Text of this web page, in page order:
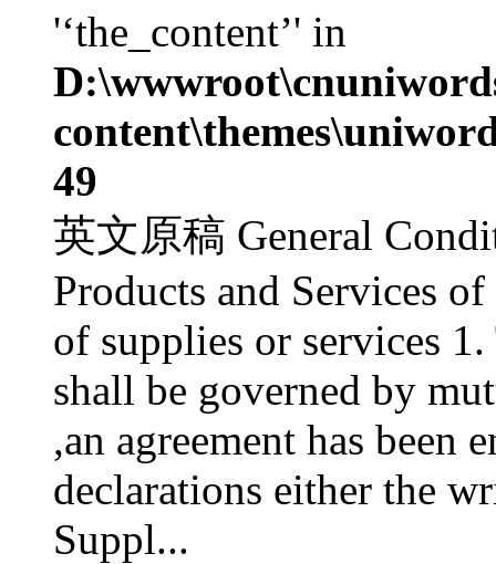
'‘the_content’' in
49
英文原稿 General
Products and Services
of supplies or services
shall be governed by
,an agreement has been
declarations either the
Suppl...